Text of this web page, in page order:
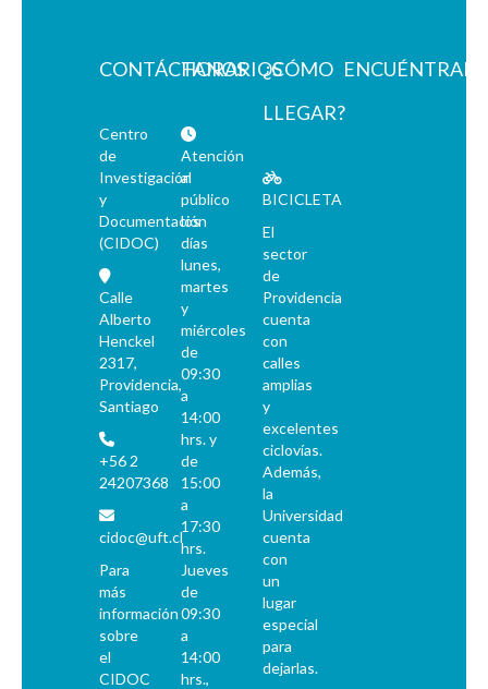
CONTÁCTANOS
Centro
de
Investigación
y
Documentación
(CIDOC)
Calle
Alberto
Henckel
2317,
Providencia,
Santiago
+56 2
24207368
cidoc@uft.cl
Para
más
información
sobre
el
CIDOC
HORARIOS
Atención
al
público
los
días
lunes,
martes
y
miércoles
de
09:30
a
14:00
hrs. y
de
15:00
a
17:30
hrs.
Jueves
de
09:30
a
14:00
hrs.,
¿CÓMO
LLEGAR?
BICICLETA
El
sector
de
Providencia
cuenta
con
calles
amplias
y
excelentes
ciclovías.
Además,
la
Universidad
cuenta
con
un
lugar
especial
para
dejarlas.